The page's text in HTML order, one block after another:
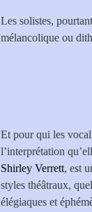
Les solistes,
mélancolique ou
Et pour qui les
l’interprétation
Shirley Verrett, est
styles théâtraux,
élégiaques et